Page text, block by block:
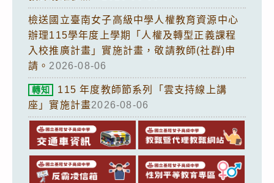
檢送國立臺南女子高級中學人權教育資源中心
辦理115學年度上學期「人權及轉型正義課程
入校推廣計畫」實施計畫，敬請教師(社群)申
請。 2026-08-06
轉知
115 年度教師節系列「雲支持線上講
座」實施計畫2026-08-06